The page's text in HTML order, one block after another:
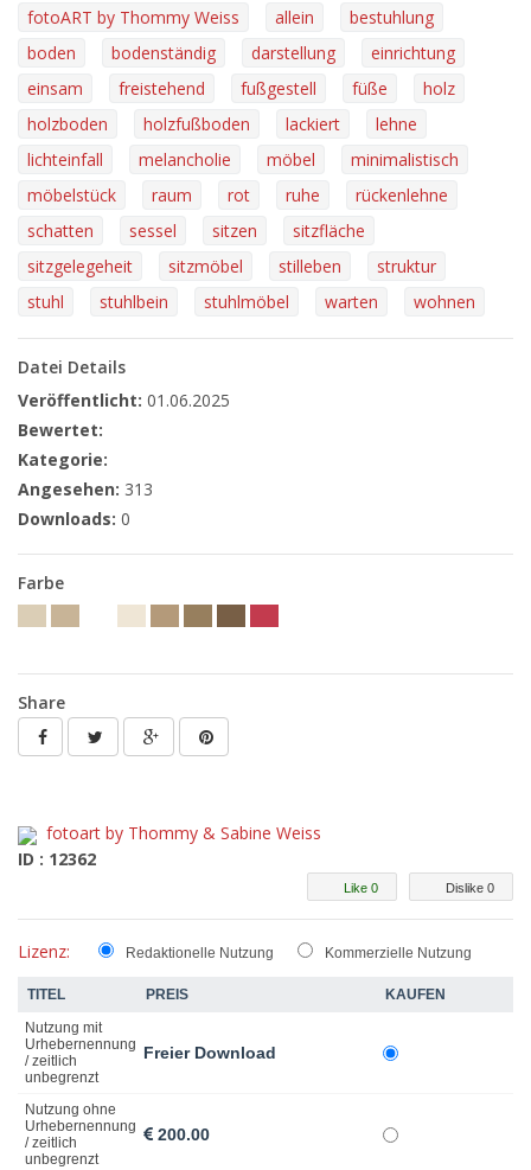
fotoART by Thommy Weiss
allein
bestuhlung
boden
bodenständig darstellung
einrichtung
einsam
freistehend fußgestell füße
holz
holzboden
holzfußboden lackiert
lehne
lichteinfall
melancholie möbel
minimalistisch
möbelstück
raum rot ruhe
rückenlehne
schatten
sessel sitzen
sitzfläche
sitzgelegeheit
sitzmöbel stilleben
struktur
stuhl
stuhlbein stuhlmöbel warten wohnen
Datei Details
Veröffentlicht: 01.06.2025
Bewertet:
Kategorie:
Angesehen: 313
Downloads: 0
Farbe
Share
fotoart by Thommy & Sabine Weiss
ID : 12362
Dislike 0
Like 0
Lizenz: Redaktionelle Nutzung Kommerzielle Nutzung
TITEL PREIS
KAUFEN
Nutzung mit
Urhebernennung
/ zeitlich
unbegrenzt
Freier Download
Nutzung ohne
Urhebernennung
/ zeitlich
unbegrenzt
200.00